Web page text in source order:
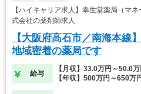
【ハイキャリア求人】幸生堂薬局（マ
式会社の薬剤師求人
【大阪府高石市／南海本線
地域密着の薬局です
給与
【月収】33.0万円～50.0
【年収】500万円～650万